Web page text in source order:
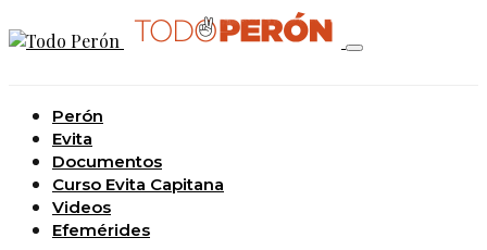
Perón
Evita
Documentos
Curso Evita Capitana
Videos
Efemérides